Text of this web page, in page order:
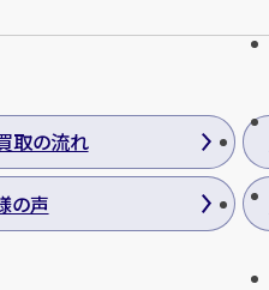
取の流れ
の声